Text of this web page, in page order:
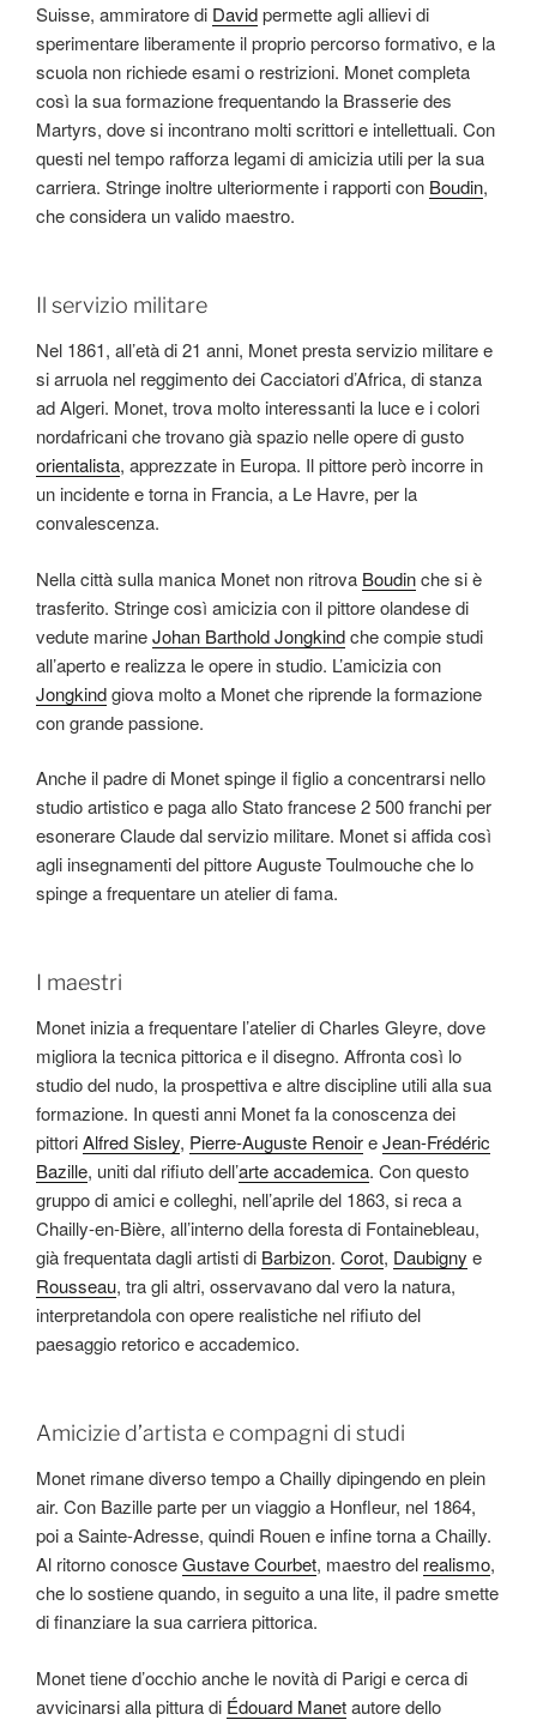
Suisse, ammiratore di Davidpermette agli allievi di
sperimentare liberamente il proprio percorso formativo, e la
scuola non richiede esami o restrizioni. Monet completa
così la sua formazione frequentando la Brasserie des
Martyrs, dove si incontrano molti scrittori e intellettuali. Con
questi nel tempo rafforza legami di amicizia utili per la sua
carriera. Stringe inoltre ulteriormente i rapporti con Boudin,
che considera un valido maestro.
Il servizio militare
Nel 1861, all’età di 21 anni, Monet presta servizio militare e
si arruola nel reggimento dei Cacciatori d’Africa, di stanza
ad Algeri. Monet, trova molto interessanti la luce e i colori
nordafricani che trovano già spazio nelle opere di gusto
orientalista, apprezzate in Europa. Il pittore però incorre in
un incidente e torna in Francia, a Le Havre, per la
convalescenza.
Nella città sulla manica Monet non ritrova Boudinche si è
trasferito. Stringe così amicizia con il pittore olandese di
vedute marineJohan Barthold Jongkindche compie studi
all’aperto e realizza le opere in studio. L’amicizia con
Jongkindgiova molto a Monet che riprende la formazione
con grande passione.
Anche il padre di Monet spinge il figlio a concentrarsi nello
studio artistico e paga allo Stato francese 2 500 franchi per
esonerare Claude dal servizio militare. Monet si affida così
agli insegnamenti del pittore Auguste Toulmouche che lo
spinge a frequentare un atelier di fama.
I maestri
Monet inizia a frequentare l’atelier di Charles Gleyre, dove
migliora la tecnica pittorica e il disegno. Affronta così lo
studio del nudo, la prospettiva e altre discipline utili alla sua
formazione. In questi anni Monet fa la conoscenza dei
pittoriAlfred Sisley, Pierre-Auguste RenoireJean-Frédéric
Bazille, uniti dal rifiuto dell’arte accademica. Con questo
gruppo di amici e colleghi, nell’aprile del 1863, si reca a
Chailly-en-Bière, all’interno della foresta di Fontainebleau,
già frequentata dagli artisti di Barbizon. Corot, Daubigny e
Rousseau, tra gli altri, osservavano dal vero la natura,
interpretandola con opere realistiche nel rifiuto del
paesaggio retorico e accademico.
Amicizie d’artista e compagni di studi
Monet rimane diverso tempo a Chailly dipingendo en plein
air. Con Bazille parte per un viaggio a Honfleur, nel 1864,
poi a Sainte-Adresse, quindi Rouen e infine torna a Chailly.
Al ritorno conosceGustave Courbet, maestro del realismo,
che lo sostiene quando, in seguito a una lite, il padre smette
di finanziare la sua carriera pittorica.
Monet tiene d’occhio anche le novità di Parigi e cerca di
avvicinarsi alla pittura di Édouard Manetautore dello